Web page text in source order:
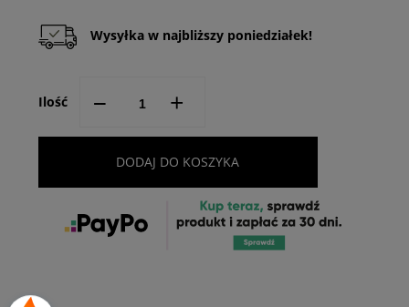
Wysyłka w najbliższy poniedziałek!
Ilość -- +
DODAJ DO KOSZYKA